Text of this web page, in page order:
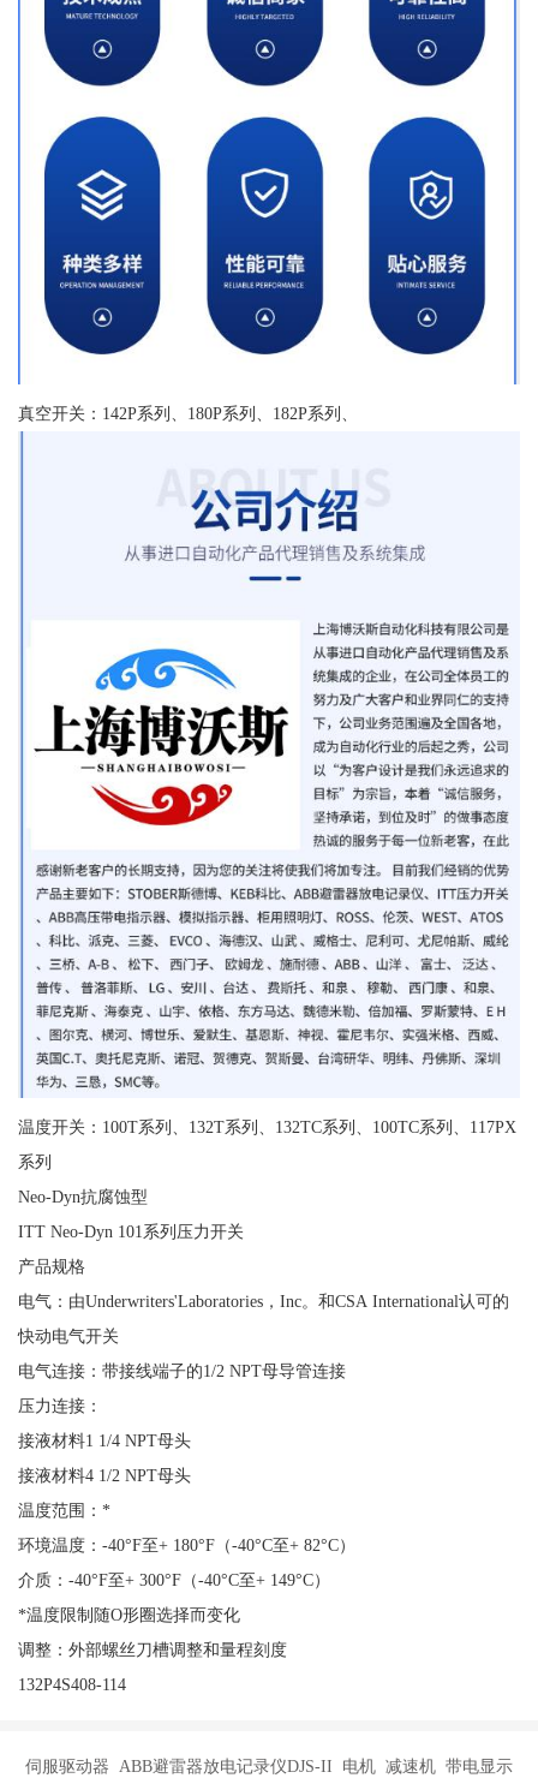
真空开关：142P系列、180P系列、182P系列、
温度开关：100T系列、132T系列、132TC系列、100TC系列、117PX
系列
Neo-Dyn抗腐蚀型
ITT Neo-Dyn 101系列压力开关
产品规格
电气：由Underwriters'Laboratories，Inc。和CSA International认可的
快动电气开关
电气连接：带接线端子的1/2 NPT母导管连接
压力连接：
接液材料1 1/4 NPT母头
接液材料4 1/2 NPT母头
温度范围：*
环境温度：-40°F至+ 180°F（-40°C至+ 82°C）
介质：-40°F至+ 300°F（-40°C至+ 149°C）
*温度限制随O形圈选择而变化
调整：外部螺丝刀槽调整和量程刻度
132P4S408-114
伺服驱动器 ABB避雷器放电记录仪DJS-II 电机 减速机 带电显示